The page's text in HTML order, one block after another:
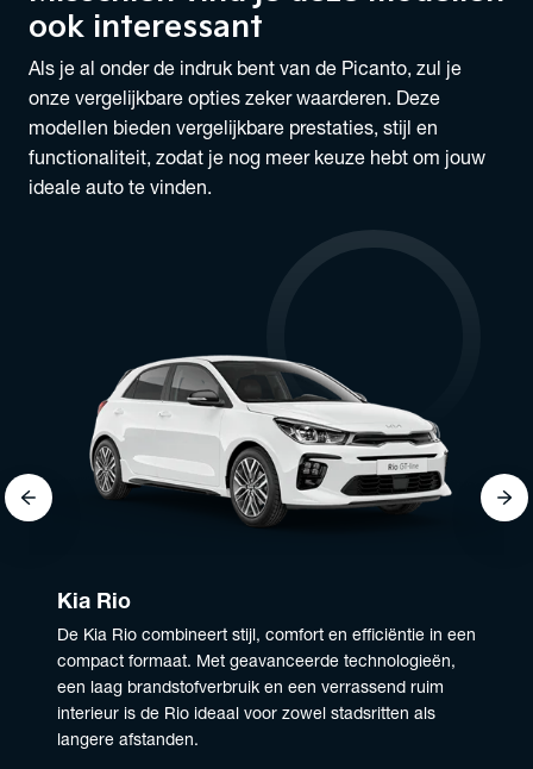
ook interessant
Als je al onder de indruk bent van de Picanto, zul je
onze vergelijkbare opties zeker waarderen. Deze
modellen bieden vergelijkbare prestaties, stijl en
functionaliteit, zodat je nog meer keuze hebt om jouw
ideale auto te vinden.
Kia Rio
De Kia Rio combineert stijl, comfort en efficiëntie in een
compact formaat. Met geavanceerde technologieën,
een laag brandstofverbruik en een verrassend ruim
interieur is de Rio ideaal voor zowel stadsritten als
langere afstanden.